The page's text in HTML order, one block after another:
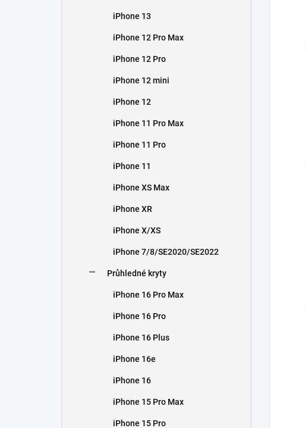
iPhone 13
iPhone 12 Pro Max
iPhone 12 Pro
iPhone 12 mini
iPhone 12
iPhone 11 Pro Max
iPhone 11 Pro
iPhone 11
iPhone XS Max
iPhone XR
iPhone X/XS
iPhone 7/8/SE2020/SE2022
Průhledné kryty
iPhone 16 Pro Max
iPhone 16 Pro
iPhone 16 Plus
iPhone 16e
iPhone 16
iPhone 15 Pro Max
iPhone 15 Pro